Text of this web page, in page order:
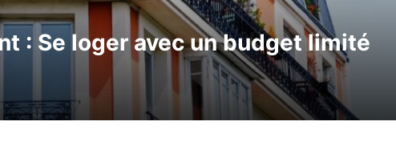
: Se loger avec un budget limité